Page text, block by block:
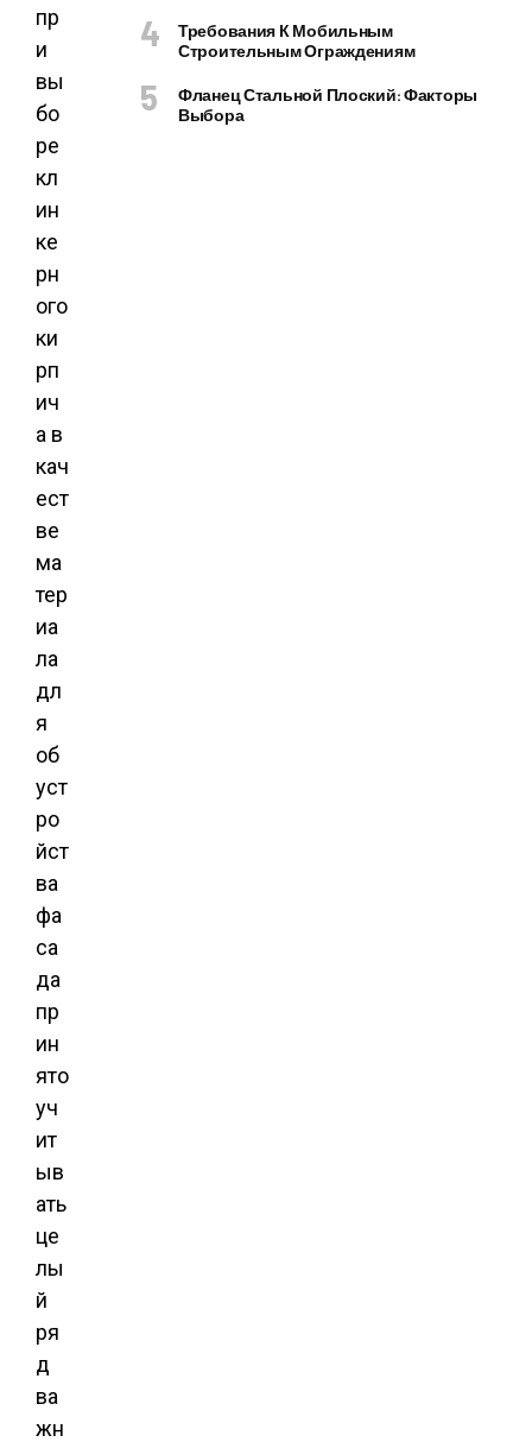
пр
и
вы
бо
ре
кл
ин
ке
рн
ого
ки
рп
ич
а в
кач
ест
ве
ма
тер
иа
ла
дл
я
об
уст
ро
йст
ва
фа
са
да
пр
ин
ято
уч
ит
ыв
ать
це
лы
й
ря
д
ва
жн
Требования К Мобильным
Строительным Ограждениям
Фланец Стальной Плоский: Факторы
Выбора